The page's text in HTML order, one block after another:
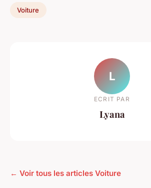
Voiture
L
ECRIT PAR
Lyana
← Voir tous les articles Voiture